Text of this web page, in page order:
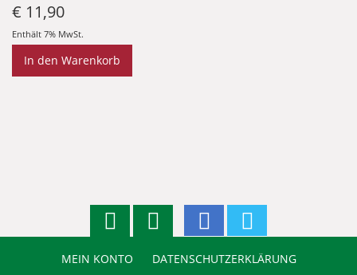
€ 11,90
Enthält 7% MwSt.
In den Warenkorb
MEIN KONTO DATENSCHUTZERKLÄRUNG